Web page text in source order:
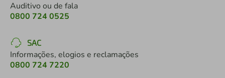
Auditivo ou de fala
0800 724 0525
SAC
Informações, elogios e reclamações
0800 724 7220